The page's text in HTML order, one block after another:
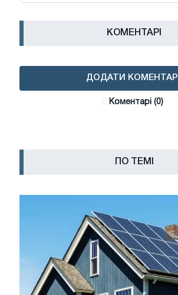
КОМЕНТАРІ
ДОДАТИ КОМЕНТАР
Коментарі (0)
ПО ТЕМІ